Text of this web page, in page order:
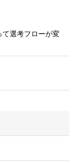
選考フローが変